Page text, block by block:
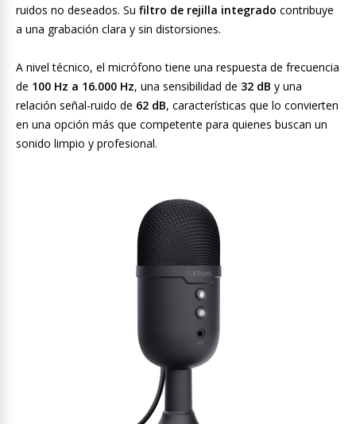
ruidos no deseados. Su filtro de rejilla integrado contribuye
a una grabación clara y sin distorsiones.
A nivel técnico, el micrófono tiene una respuesta de frecuencia
de 100 Hz a 16.000 Hz, una sensibilidad de 32 dB y una
relación señal-ruido de 62 dB, características que lo convierten
en una opción más que competente para quienes buscan un
sonido limpio y profesional.